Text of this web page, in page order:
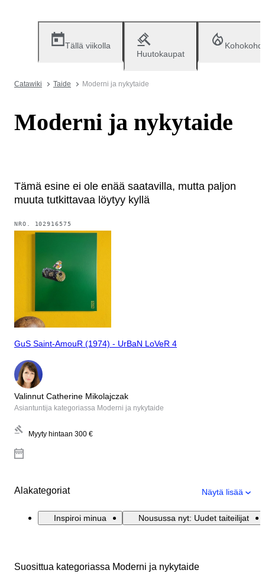
Tällä viikolla
Huutokaupat
Catawiki Taide Moderni ja nykytaide
Moderni ja nykytaide
Tämä esine ei ole enää saatavilla, mutta paljon
muuta tutkittavaa löytyy kyllä
NRO. 102916575
GuS Saint-AmouR (1974) - UrBaN LoVeR 4
Valinnut Catherine Mikolajczak
Asiantuntija kategoriassa Moderni ja nykytaide
Myyty hintaan 300 €
Alakategoriat Näytä lisää
Inspiroi minua Nousussa nyt: Uudet taiteilijat
Suosittua kategoriassa Moderni ja nykytaide